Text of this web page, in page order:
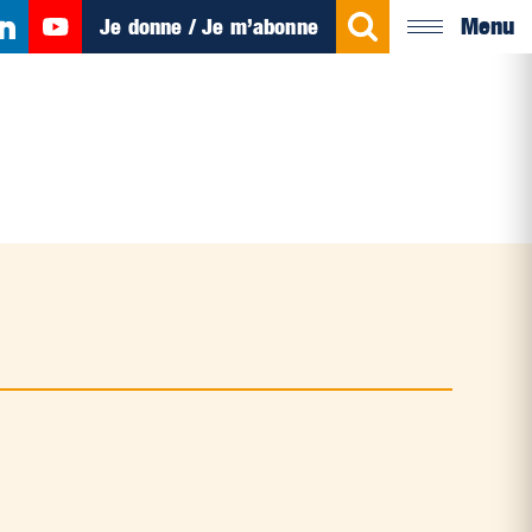
Je donne / Je m’abonne Menu